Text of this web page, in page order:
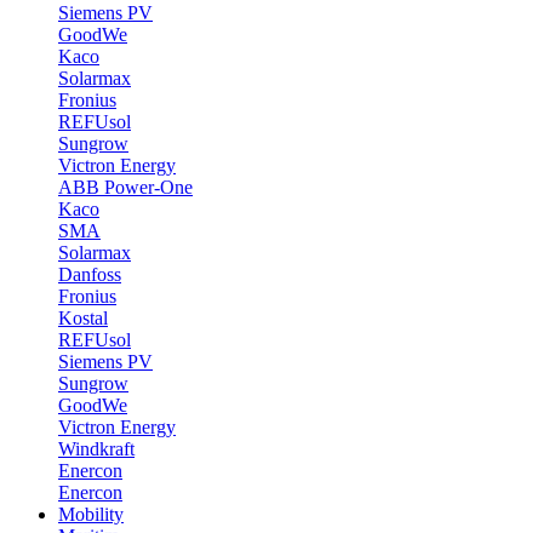
Siemens PV
GoodWe
Kaco
Solarmax
Fronius
REFUsol
Sungrow
Victron Energy
ABB Power-One
Kaco
SMA
Solarmax
Danfoss
Fronius
Kostal
REFUsol
Siemens PV
Sungrow
GoodWe
Victron Energy
Windkraft
Enercon
Enercon
Mobility